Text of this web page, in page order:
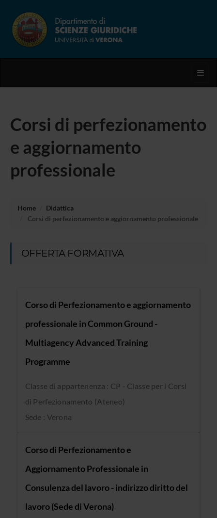
Corsi di perfezionamento
e aggiornamento
professionale
Home
Didattica
Corsi di perfezionamento e aggiornamento professionale
OFFERTA FORMATIVA
Corso di Perfezionamento e aggiornamento
professionale in Common Ground -
Multiagency Advanced Training
Programme
Classe di appartenenza : CP - Classe per i Corsi
di Perfezionamento (Ateneo)
Sede : Verona
Corso di Perfezionamento e
Aggiornamento Professionale in
Consulenza del lavoro - indirizzo diritto del
lavoro (Sede di Verona)